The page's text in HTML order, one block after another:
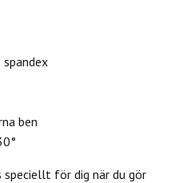
ben
för dig när du gör